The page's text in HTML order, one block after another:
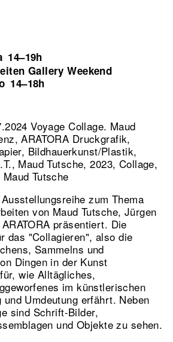
14–19h
Gallery Weekend
14–18h
Voyage Collage. Maud
ARATORA Druckgrafik,
Bildhauerkunst/Plastik,
Maud Tutsche, 2023, Collage,
Tutsche
zum Thema
von Maud Tutsche, Jürgen
präsentiert. Die
das "Collagieren", also die
Sammelns und
Dingen in der Kunst
wie Alltägliches,
im künstlerischen
und Umdeutung erfährt. Neben
sind Schrift-Bilder,
und Objekte zu sehen.